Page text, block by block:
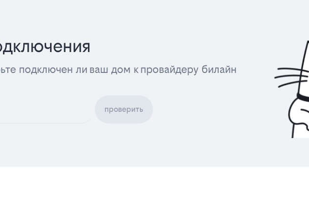
подключен ли ваш дом к провайдеру билайн
проверить